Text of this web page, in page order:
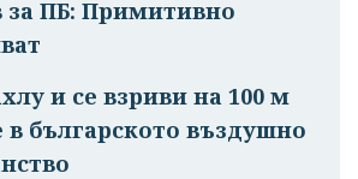
за ПБ: Примитивно
и се взриви на 100 м
в българското въздушно